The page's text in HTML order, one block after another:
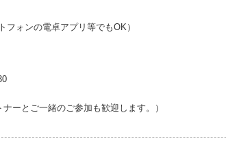
ンの電卓アプリ等でもOK）
ナーとご一緒のご参加も歓迎します。）